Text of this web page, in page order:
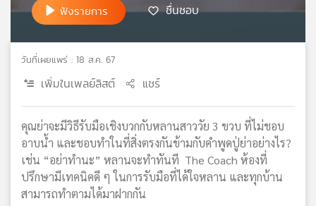
ไทย
บี
เอส
วิทยุ
เครือ
ข่าย
ฟังรายการ ชื่นชอบ
วันที่เผยแพร่ : 18 ส.ค. 67
เพิ่มในเพลย์ลิสต์ แชร์
คุณย่าจะมีวิธีรับมือเชิงบวกกับหลานสาววัย 3 ขวบ ที่ไม่ชอบ
อาบน้ำ และชอบทำในที่สิ่งตรงกันข้ามกับคำพูดปู่ย่าอย่างไร?
เช่น “อย่าทำนะ” หลานจะทำทันที The Coach ห้องที่
ปรึกษามีเทคนิคดี ๆ ในการรับมือที่ได้ใจหลาน และทุกบ้าน
สามารถทำตามได้มาฝากกัน